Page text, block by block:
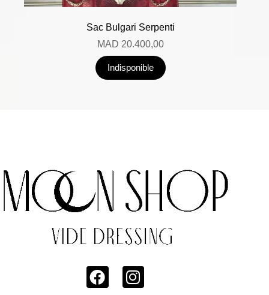
Sac Bulgari Serpenti
MAD 20.400,00
Indisponible